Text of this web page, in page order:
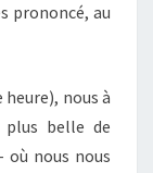
prononcé, au
heure), nous à
belle de
où nous nous